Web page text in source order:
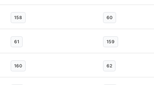
158 60
61 159
160 62